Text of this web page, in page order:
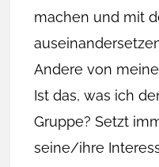
machen und mit
Andere von
Ist das, was ich
Gruppe? Setzt
seine/ihre